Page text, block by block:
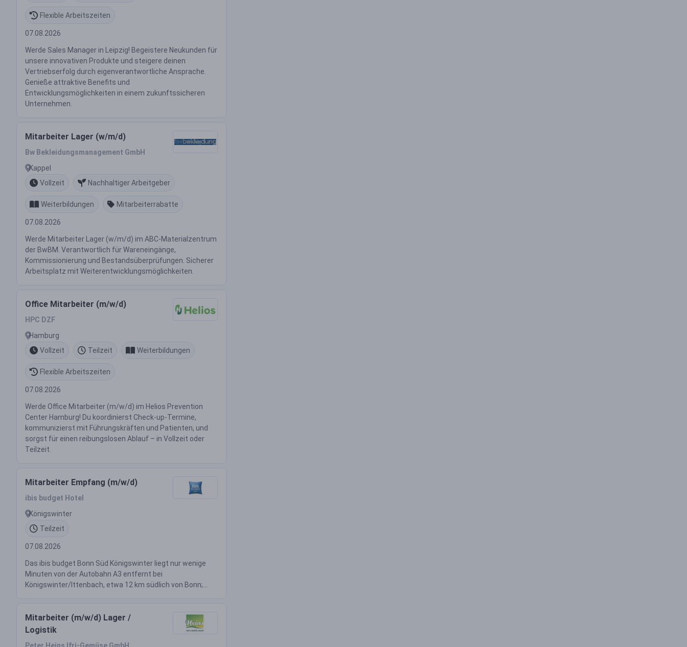
Flexible Arbeitszeiten
07.08.2026
Werde Sales Manager in Leipzig! Begeistere Neukunden für
unsere innovativen Produkte und steigere deinen
Vertriebserfolg durch eigenverantwortliche Ansprache.
Genieße attraktive Benefits und
Entwicklungsmöglichkeiten in einem zukunftssicheren
Unternehmen.
Mitarbeiter Lager (w/m/d)
Bw Bekleidungsmanagement GmbH
Kappel
Vollzeit
Nachhaltiger Arbeitgeber
Weiterbildungen Mitarbeiterrabatte
07.08.2026
Werde Mitarbeiter Lager (w/m/d) im ABC-Materialzentrum
der BwBM. Verantwortlich für Wareneingänge,
Kommissionierung und Bestandsüberprüfungen. Sicherer
Arbeitsplatz mit Weiterentwicklungsmöglichkeiten.
Office Mitarbeiter (m/w/d)
HPC DZF
Hamburg
Vollzeit
Teilzeit Weiterbildungen
Flexible Arbeitszeiten
07.08.2026
Werde Office Mitarbeiter (m/w/d) im Helios Prevention
Center Hamburg! Du koordinierst Check-up-Termine,
kommunizierst mit Führungskräften und Patienten, und
sorgst für einen reibungslosen Ablauf – in Vollzeit oder
Teilzeit.
Mitarbeiter Empfang (m/w/d)
ibis budget Hotel
Königswinter
Teilzeit
07.08.2026
Das ibis budget Bonn Süd Königswinter liegt nur wenige
Minuten von der Autobahn A3 entfernt bei
Königswinter/Ittenbach, etwa 12 km südlich von Bonn;...
Mitarbeiter (m/w/d) Lager /
Logistik